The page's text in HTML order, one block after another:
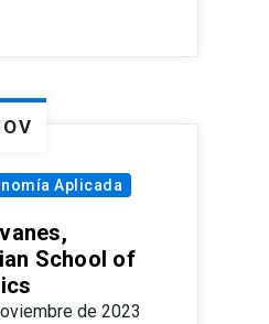
Aplicada
School of
de 2023